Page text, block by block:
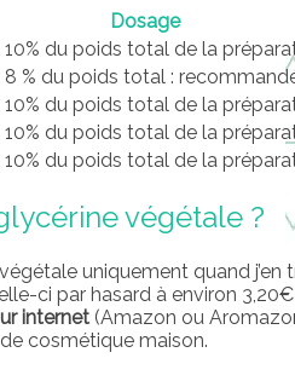
Dosage
10% du poids total de la
8 % du poids total :
10% du poids total de la
10% du poids total de la
10% du poids total de la
végétale ?
uniquement quand j’en
ci par hasard à environ
internet (Amazon ou
cosmétique maison.